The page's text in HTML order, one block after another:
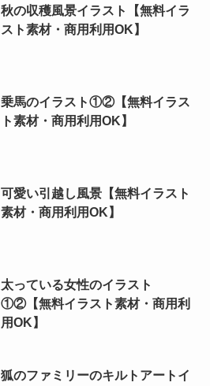
秋の収穫風景イラスト【無料イラ
スト素材・商用利用OK】
乗馬のイラスト①②【無料イラス
ト素材・商用利用OK】
可愛い引越し風景【無料イラスト
素材・商用利用OK】
太っている女性のイラスト
①②【無料イラスト素材・商用利
用OK】
狐のファミリーのキルトアートイ